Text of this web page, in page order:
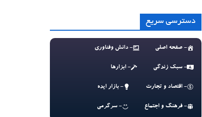
دسترسی سریع
- صفحه اصلی - دانش وفناوری
- سبک زندگی - ابزارها
- اقتصاد و تجارت - بازار ایده
- فرهنگ و اجتماع - سرگرمی